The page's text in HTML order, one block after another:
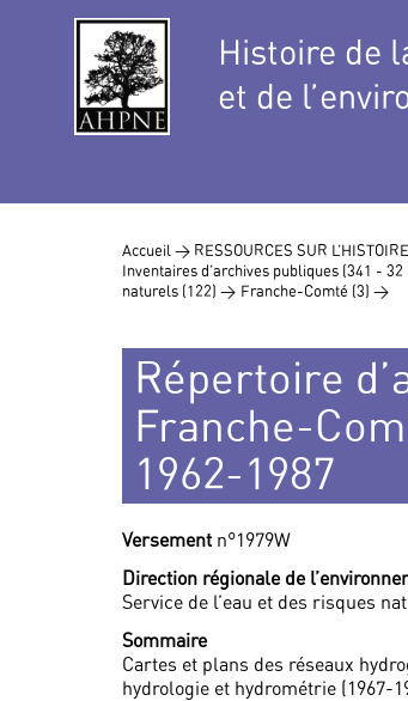
Histoire de
et de
Accueil > RESSOURCES SUR
Inventaires d’archives publiques (341 -
naturels (122) > Franche-Comté (3) >
Répertoire
Franche-
1962-1987
Versement n°1979W
Direction régionale de
Service de l’eau et des risques
Sommaire
Cartes et plans des réseaux
hydrologie et hydrométrie (1967-